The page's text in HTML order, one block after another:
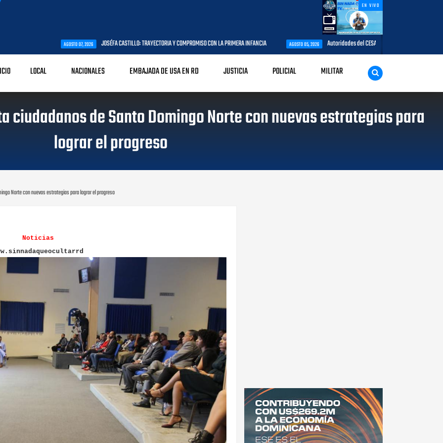
EN VIVO
JOSÉFA CASTILLO: TRAYECTORIA Y COMPROMISO CON LA PRIMERA INFANCIA AGOSTO 05, 2026 Autoridades del CESAC y explotadores de aeronaves analizan
LOCAL NACIONALES EMBAJADA DE USA EN RD JUSTICIA POLICIAL MILITAR
ciudadanos de Santo Domingo Norte con nuevas estrategias para
lograr el progreso
Norte con nuevas estrategias para lograr el progreso
Noticias